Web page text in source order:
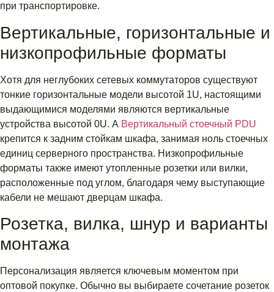
при транспортировке.
Вертикальные, горизонтальные и
низкопрофильные форматы
Хотя для неглубоких сетевых коммутаторов существуют
тонкие горизонтальные модели высотой 1U, настоящими
выдающимися моделями являются вертикальные
устройства высотой 0U. А Вертикальный стоечный PDU
крепится к задним стойкам шкафа, занимая ноль стоечных
единиц серверного пространства. Низкопрофильные
форматы также имеют утопленные розетки или вилки,
расположенные под углом, благодаря чему выступающие
кабели не мешают дверцам шкафа.
Розетка, вилка, шнур и варианты
монтажа
Персонализация является ключевым моментом при
оптовой покупке. Обычно вы выбираете сочетание розеток